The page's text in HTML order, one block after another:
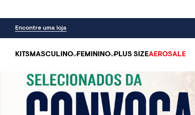
Encontre uma loja
KITSMASCULINO FEMININO PLUS SIZEAEROSALE